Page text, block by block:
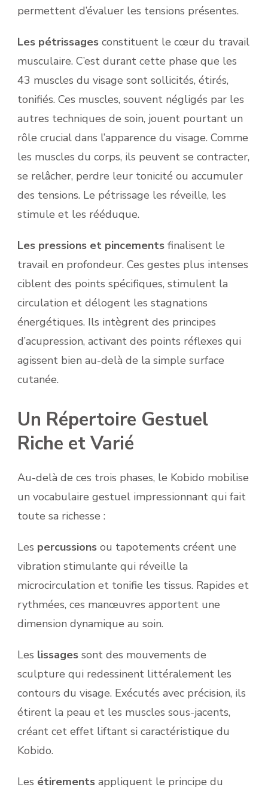
permettent d’évaluer les tensions présentes.
Les pétrissages constituent le cœur du travail
musculaire. C’est durant cette phase que les
43 muscles du visage sont sollicités, étirés,
tonifiés. Ces muscles, souvent négligés par les
autres techniques de soin, jouent pourtant un
rôle crucial dans l’apparence du visage. Comme
les muscles du corps, ils peuvent se contracter,
se relâcher, perdre leur tonicité ou accumuler
des tensions. Le pétrissage les réveille, les
stimule et les rééduque.
Les pressions et pincements finalisent le
travail en profondeur. Ces gestes plus intenses
ciblent des points spécifiques, stimulent la
circulation et délogent les stagnations
énergétiques. Ils intègrent des principes
d’acupression, activant des points réflexes qui
agissent bien au-delà de la simple surface
cutanée.
Un Répertoire Gestuel
Riche et Varié
Au-delà de ces trois phases, le Kobido mobilise
un vocabulaire gestuel impressionnant qui fait
toute sa richesse :
Les percussions ou tapotements créent une
vibration stimulante qui réveille la
microcirculation et tonifie les tissus. Rapides et
rythmées, ces manœuvres apportent une
dimension dynamique au soin.
Les lissages sont des mouvements de
sculpture qui redessinent littéralement les
contours du visage. Exécutés avec précision, ils
étirent la peau et les muscles sous-jacents,
créant cet effet liftant si caractéristique du
Kobido.
Les étirements appliquent le principe du